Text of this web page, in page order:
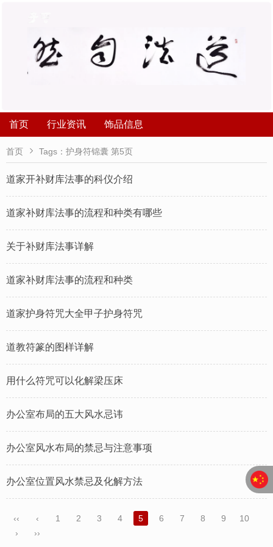
首页 行业资讯 饰品信息
首页  Tags：护身符锦囊 第5页
道家开补财库法事的科仪介绍
道家补财库法事的流程和种类有哪些
关于补财库法事详解
道家补财库法事的流程和种类
道家护身符咒大全甲子护身符咒
道教符篆的图样详解
用什么符咒可以化解梁压床
办公室布局的五大风水忌讳
办公室风水布局的禁忌与注意事项
办公室位置风水禁忌及化解方法
‹‹ ‹ 1 2 3 4 5 6 7 8 9
10
›
››